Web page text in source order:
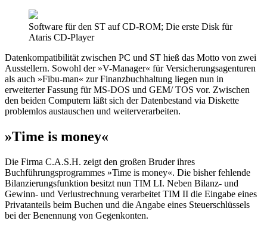
Software für den ST auf CD-ROM; Die erste Disk für
Ataris CD-Player
Datenkompatibilität zwischen PC und ST hieß das Motto von zwei
Ausstellern. Sowohl der »V-Manager« für Versicherungsagenturen
als auch »Fibu-man« zur Finanzbuchhaltung liegen nun in
erweiterter Fassung für MS-DOS und GEM/ TOS vor. Zwischen
den beiden Computern läßt sich der Datenbestand via Diskette
problemlos austauschen und weiterverarbeiten.
»Time is money«
Die Firma C.A.S.H. zeigt den großen Bruder ihres
Buchführungsprogrammes »Time is money«. Die bisher fehlende
Bilanzierungsfunktion besitzt nun TIM LI. Neben Bilanz- und
Gewinn- und Verlustrechnung verarbeitet TIM II die Eingabe eines
Privatanteils beim Buchen und die Angabe eines Steuerschlüssels
bei der Benennung von Gegenkonten.